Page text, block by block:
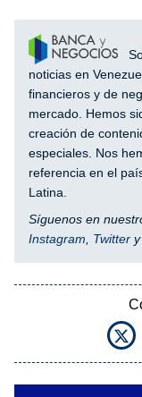
noticias en
financieros y de
mercado. Hemos
creación de
especiales. Nos
referencia en el
Latina.
Síguenos en
Instagram
Twitter y